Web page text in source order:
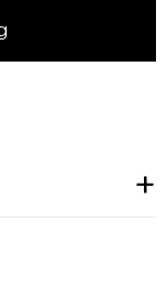
kylränna.